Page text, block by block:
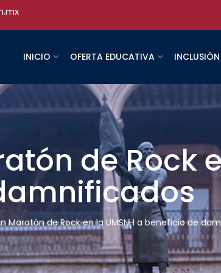
INICIO OFERTA EDUCATIVA INCLUSIÓN
de Rock
Maratón de Rock en la UMSNH a beneficio de